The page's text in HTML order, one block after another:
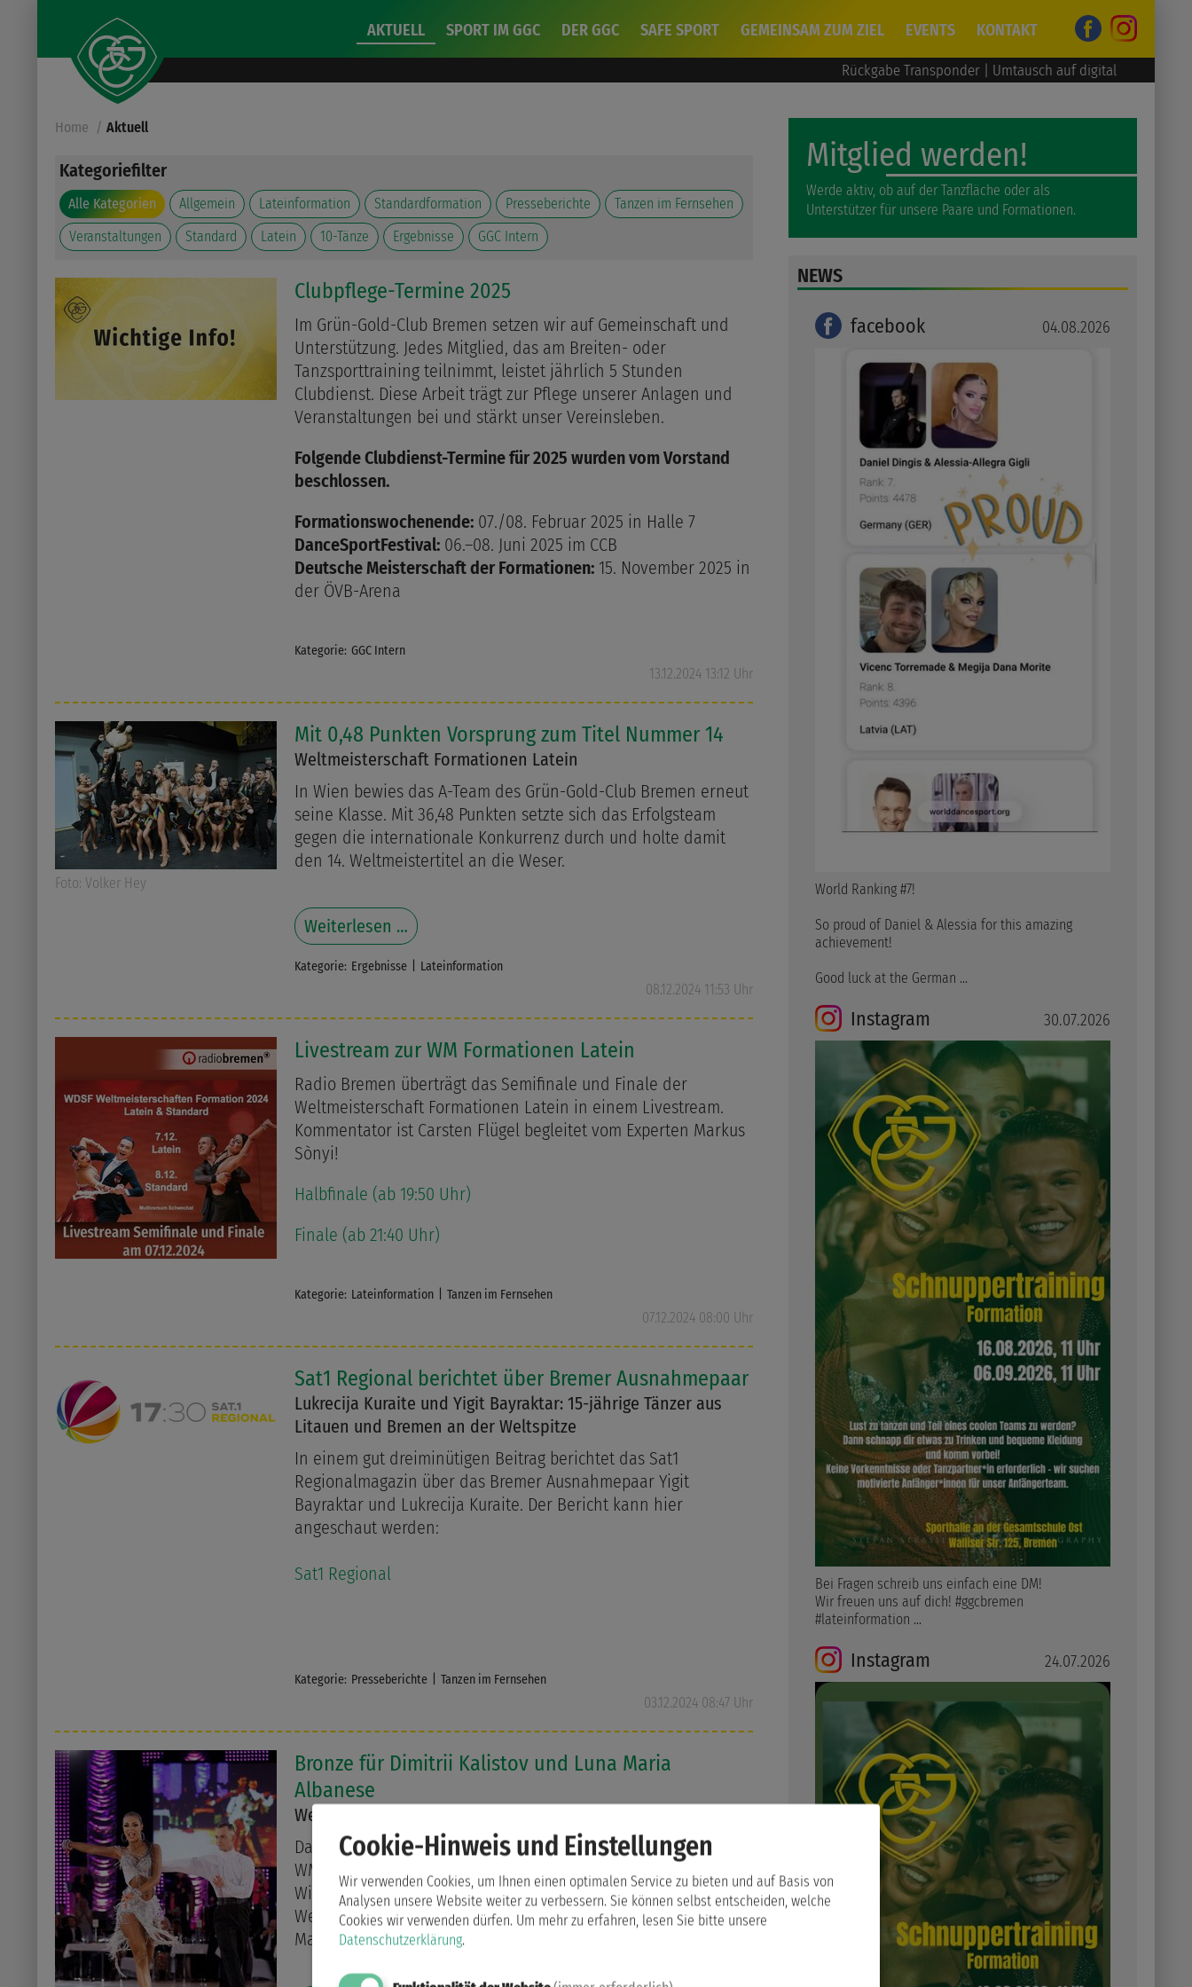
Home Aktuell
Kategoriefilter
Alle Kategorien Allgemein Lateinformation Standardformation Presseberichte
Tanzen im Fernsehen
Veranstaltungen
Standard Latein 10-Tänze Ergebnisse GGC Intern
Clubpflege-Termine 2025
Im Grün-Gold-Club Bremen setzen wir auf Gemeinschaft und
Unterstützung. Jedes Mitglied, das am Breiten- oder
Tanzsporttraining teilnimmt, leistet jährlich 5 Stunden
Clubdienst. Diese Arbeit trägt zur Pflege unserer Anlagen und
Veranstaltungen bei und stärkt unser Vereinsleben.
Folgende Clubdienst-Termine für 2025 wurden vom Vorstand
beschlossen.
Formationswochenende: 07./08. Februar 2025 in Halle 7
DanceSportFestival: 06.–08. Juni 2025 im CCB
Deutsche Meisterschaft der Formationen: 15. November 2025 in
der ÖVB-Arena
Kategorie: GGC Intern
13.12.2024 13:12 Uhr
Foto: Volker Hey
Mit 0,48 Punkten Vorsprung zum Titel Nummer 14
Weltmeisterschaft Formationen Latein
In Wien bewies das A-Team des Grün-Gold-Club Bremen erneut
seine Klasse. Mit 36,48 Punkten setzte sich das Erfolgsteam
gegen die internationale Konkurrenz durch und holte damit
den 14. Weltmeistertitel an die Weser.
Weiterlesen …
Kategorie: Ergebnisse Lateinformation
08.12.2024 11:53 Uhr
Livestream zur WM Formationen Latein
Radio Bremen überträgt das Semifinale und Finale der
Weltmeisterschaft Formationen Latein in einem Livestream.
Kommentator ist Carsten Flügel begleitet vom Experten Markus
Sònyi!
Halbfinale (ab 19:50 Uhr)
Finale (ab 21:40 Uhr)
Kategorie: Lateinformation Tanzen im Fernsehen
07.12.2024 08:00 Uhr
Sat1 Regional berichtet über Bremer Ausnahmepaar
Lukrecija Kuraite und Yigit Bayraktar: 15-jährige Tänzer aus
Litauen und Bremen an der Weltspitze
In einem gut dreiminütigen Beitrag berichtet das Sat1
Regionalmagazin über das Bremer Ausnahmepaar Yigit
Bayraktar und Lukrecija Kuraite. Der Bericht kann hier
angeschaut werden:
Sat1 Regional
Kategorie: Presseberichte Tanzen im Fernsehen
03.12.2024 08:47 Uhr
Bronze für Dimitrii Kalistov und Luna Maria
Albanese
Weltmeisterschaft Jugend Latein in Sarajevo
Das erste Adventwochenende brachte einem Bremer Paar eine
WM-Medaille. 1984 hatten in Sarajevo die Olympischen
Winterspiele stattgefunden, zum Monatswechsel waren es die
Weltmeisterschaften der Youth Latin - Dmitrii Kalistov/Luna
Maria Albanese gewannen in der Jugend die Bronzemedaille.
Mitglied werden!
Werde aktiv, ob auf der Tanzfläche oder als
Unterstützer für unsere Paare und Formationen.
NEWS
facebook 04.08.2026
World Ranking #7!
So proud of Daniel & Alessia for this amazing
achievement!
Good luck at the German ...
Instagram 30.07.2026
Bei Fragen schreib uns einfach eine DM!
Wir freuen uns auf dich! #ggcbremen
#lateinformation ...
Instagram 24.07.2026
AKTUELL SPORT IM GGC DER GGC SAFE SPORT GEMEINSAM ZUM ZIEL EVENTS KONTAKT
Rückgabe Transponder | Umtausch auf digital
Cookie-Hinweis und Einstellungen
Wir verwenden Cookies, um Ihnen einen optimalen Service zu bieten und auf Basis von
Analysen unsere Website weiter zu verbessern. Sie können selbst entscheiden, welche
Cookies wir verwenden dürfen. Um mehr zu erfahren, lesen Sie bitte unsere
Datenschutzerklärung.